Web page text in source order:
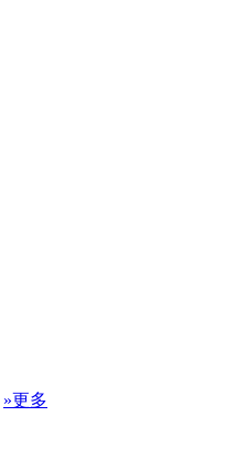
»更多